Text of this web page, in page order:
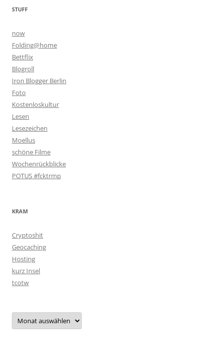
STUFF
now
Folding@home
Bettflix
Blogroll
Iron Blogger Berlin
Foto
Kostenloskultur
Lesen
Lesezeichen
Moellus
schöne Filme
Wochenrückblicke
POTUS #fcktrmp
KRAM
Cryptoshit
Geocaching
Hosting
kurz Insel
tcotw
Archiv